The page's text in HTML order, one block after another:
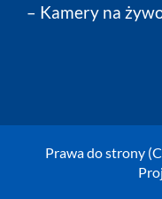
– Kamery na
Prawa do strony